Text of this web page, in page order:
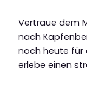
Vertraue dem
nach
noch heute für
erlebe einen